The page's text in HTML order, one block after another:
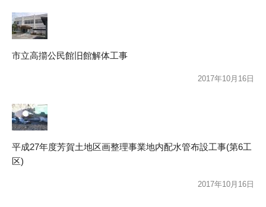
市立高擶公民館旧館解体工事
2017年10月16日
平成27年度芳賀土地区画整理事業地内配水管布設工事(第6工
区)
2017年10月16日